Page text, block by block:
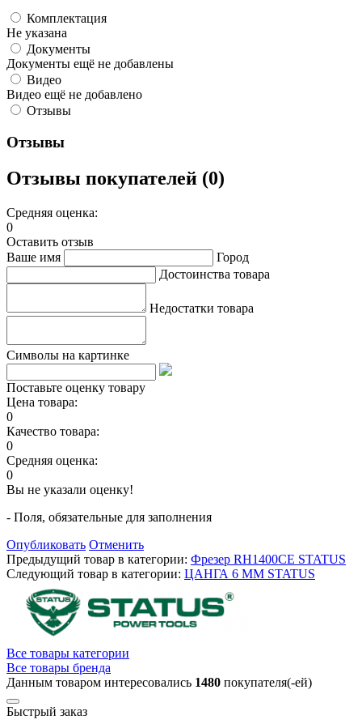
Комплектация
Не указана
Документы
Документы ещё не добавлены
Видео
Видео ещё не добавлено
Отзывы
Отзывы
Отзывы покупателей (0)
Средняя оценка:
0
Оставить отзыв
Ваше имя
Город
Достоинства товара
Недостатки товара
Символы на картинке
Поставьте оценку товару
Цена товара:
0
Качество товара:
0
Средняя оценка:
0
Вы не указали оценку!
- Поля, обязательные для заполнения
Опубликовать Отменить
Предыдущий товар в категории: Фрезер RH1400CE STATUS
Следующий товар в категории: ЦАНГА 6 ММ STATUS
Все товары категории
Все товары бренда
Данным товаром интересовались 1480 покупателя(-ей)
Быстрый заказ